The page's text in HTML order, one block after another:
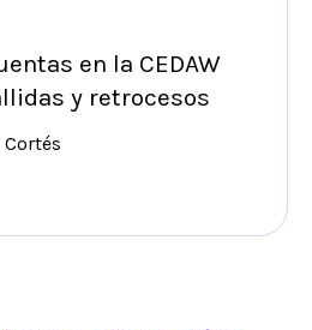
en la CEDAW
y retrocesos